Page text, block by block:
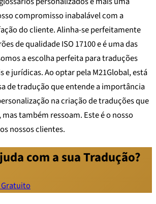
compromisso inabalável com a
do cliente. Alinha-se perfeitamente
de qualidade ISO 17100 e é uma das
a escolha perfeita para traduções
e jurídicas. Ao optar pela M21Global, está
de tradução que entende a importância
na criação de traduções que
também ressoam. Este é o nosso
nossos clientes.
com a sua Tradução?